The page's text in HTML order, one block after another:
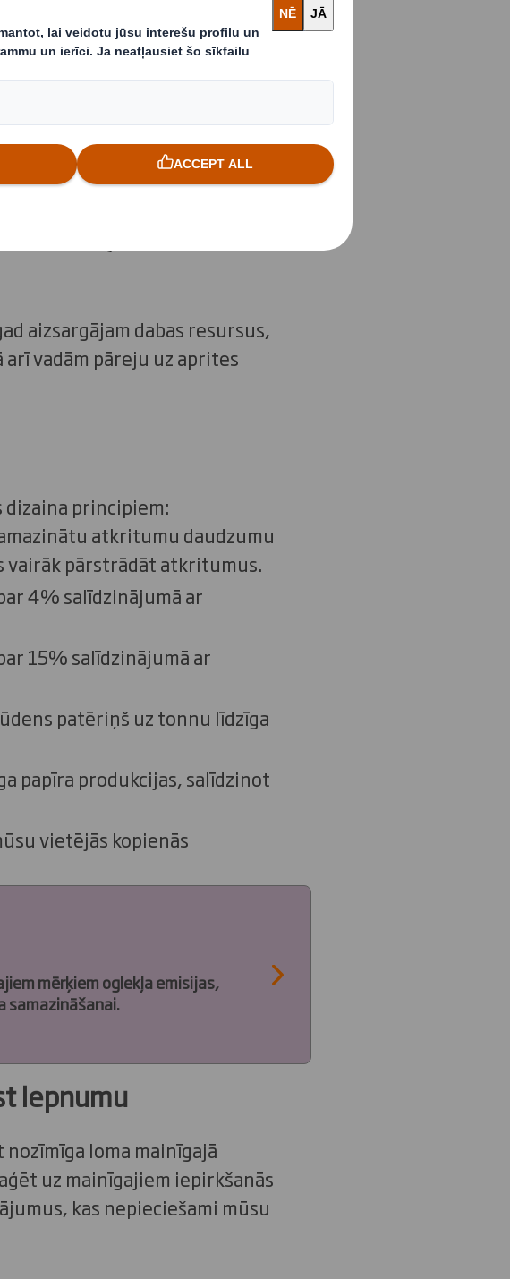
DS Smith. Darīsim
mērķi
Tas ir mūsu pastāvēšanas
29 000 DS Smith
aizsargājam dabas resursus,
vadām pāreju uz aprites
principiem:
atkritumu daudzumu
pārstrādāt atkritumus.
4% salīdzinājumā ar
15% salīdzinājumā ar
patēriņš uz tonnu līdzīga
papīra produkcijas, salīdzinot
vietējās kopienās
mērķiem oglekļa emisijas,
samazināšanai.
lepnumu
loma mainīgajā
uz mainīgajiem iepirkšanās
kas nepieciešami mūsu